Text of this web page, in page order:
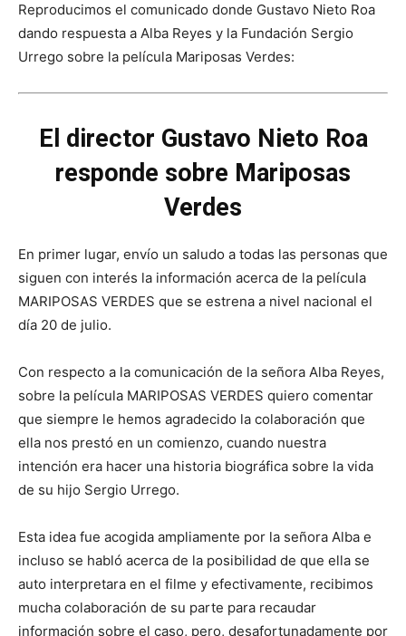
Reproducimos el comunicado donde Gustavo Nieto Roa
dando respuesta a Alba Reyes y la Fundación Sergio
Urrego sobre la película Mariposas Verdes:
El director Gustavo Nieto Roa
responde sobre Mariposas
Verdes
En primer lugar, envío un saludo a todas las personas que
siguen con interés la información acerca de la película
MARIPOSAS VERDES que se estrena a nivel nacional el
día 20 de julio.
Con respecto a la comunicación de la señora Alba Reyes,
sobre la película MARIPOSAS VERDES quiero comentar
que siempre le hemos agradecido la colaboración que
ella nos prestó en un comienzo, cuando nuestra
intención era hacer una historia biográfica sobre la vida
de su hijo Sergio Urrego.
Esta idea fue acogida ampliamente por la señora Alba e
incluso se habló acerca de la posibilidad de que ella se
auto interpretara en el filme y efectivamente, recibimos
mucha colaboración de su parte para recaudar
información sobre el caso, pero, desafortunadamente por